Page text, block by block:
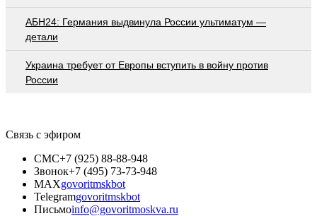
АБН24: Германия выдвинула России ультиматум —
детали
Украина требует от Европы вступить в войну против
России
Связь с эфиром
СМС+7 (925) 88-88-948
Звонок+7 (495) 73-73-948
MAXgovoritmskbot
Telegramgovoritmskbot
Письмоinfo@govoritmoskva.ru